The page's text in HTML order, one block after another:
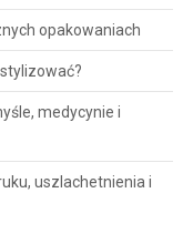
opakowaniach
medycynie i
uszlachetnienia i